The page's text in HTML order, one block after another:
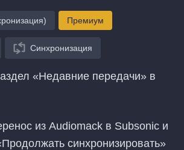
Премиум
Синхронизация
«Недавние передачи» в
из Audiomack в Subsonic и
синхронизировать»